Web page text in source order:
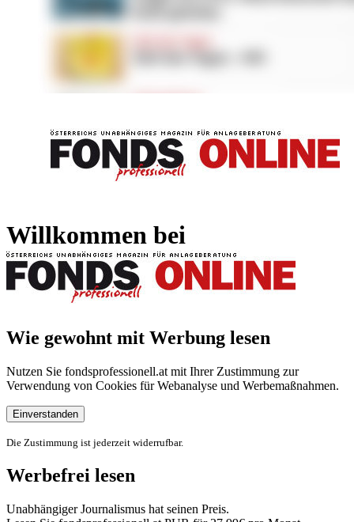
Willkommen bei
Wie gewohnt mit Werbung lesen
Nutzen Sie fondsprofessionell.at mit Ihrer Zustimmung zur
Verwendung von Cookies für Webanalyse und Werbemaßnahmen.
Einverstanden
Die Zustimmung ist jederzeit widerrufbar.
Werbefrei lesen
Unabhängiger Journalismus hat seinen Preis.